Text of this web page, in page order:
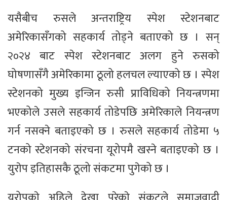
यसैबीच रुसले अन्तराष्ट्रिय स्पेश स्टेशनबाट
अमेरिकासँगको सहकार्य तोड्ने बताएको छ । सन्
२०२४ बाट स्पेश स्टेशनबाट अलग हुने रुसको
घोषणासँगै अमेरिकामा ठूलो हलचल ल्याएको छ । स्पेश
स्टेशनको मुख्य इन्जिन रुसी प्राविधिको नियन्त्रणमा
भएकोले उसले सहकार्य तोडेपछि अमेरिकाले नियन्त्रण
गर्न नसक्ने बताइएको छ । रुसले सहकार्य तोडेमा ५
टनको स्टेशनको संरचना यूरोपमै खस्ने बताइएको छ ।
युराेप इतिहासकै ठूलो संकटमा पुगेको छ ।